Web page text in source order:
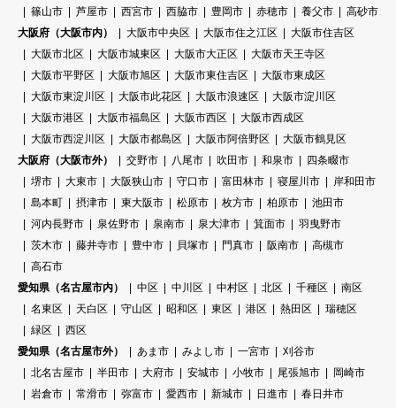
篠山市
芦屋市 西宮市 西脇市 豊岡市 赤穂市 養父市
高砂市
大阪府（大阪市内）
大阪市中央区 大阪市住之江区
大阪市住吉区
大阪市北区
大阪市城東区 大阪市大正区
大阪市天王寺区
大阪市平野区
大阪市旭区 大阪市東住吉区
大阪市東成区
大阪市東淀川区
大阪市此花区 大阪市浪速区
大阪市淀川区
大阪市港区
大阪市福島区 大阪市西区
大阪市西成区
大阪市西淀川区
大阪市都島区 大阪市阿倍野区
大阪市鶴見区
大阪府（大阪市外）
交野市 八尾市 吹田市 和泉市
四条畷市
堺市
大東市 大阪狭山市 守口市 富田林市 寝屋川市
岸和田市
島本町
摂津市 東大阪市 松原市 枚方市 柏原市
池田市
河内長野市
泉佐野市 泉南市 泉大津市 箕面市
羽曳野市
茨木市
藤井寺市 豊中市 貝塚市 門真市 阪南市
高槻市
高石市
愛知県（名古屋市内）
中区 中川区 中村区 北区 千種区
南区
名東区
天白区 守山区 昭和区 東区 港区 熱田区
瑞穂区
緑区
西区
愛知県（名古屋市外）
あま市 みよし市 一宮市
刈谷市
北名古屋市
半田市 大府市 安城市 小牧市 尾張旭市
岡崎市
岩倉市
常滑市 弥富市 愛西市 新城市 日進市
春日井市